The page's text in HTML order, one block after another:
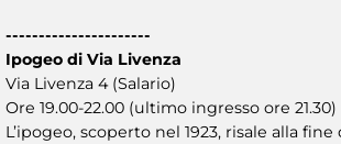
----------------------
Ipogeo di Via Livenza
Via Livenza 4 (Salario)
Ore 19.00-22.00 (ultimo ingresso ore 21.30)
L’ipogeo, scoperto nel 1923, risale alla fine